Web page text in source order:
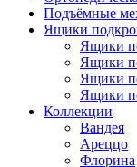
Подъёмные
Ящики
Ящики
Ящики
Ящики
Ящики
Коллекции
Вандея
Ареццо
Флорина